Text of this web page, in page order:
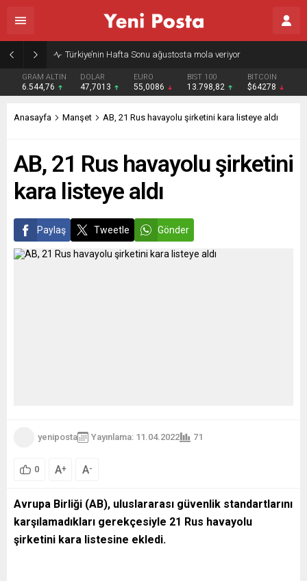
Türkiye’nin Hafta Sonu ağustosta mola veriyor
GRAM ALTIN
6.544,76
DOLAR
47,7013
EURO
55,0086
BIST 100
13.798,82
BITCOIN
$64278
Anasayfa Manşet AB, 21 Rus havayolu şirketini kara listeye aldı
AB, 21 Rus havayolu şirketini
kara listeye aldı
Paylaş Tweetle Gönder
yeniposta Yayınlama: 11.04.2022 71
0 A+ A-
Avrupa Birliği (AB), uluslararası güvenlik standartlarını
karşılamadıkları gerekçesiyle 21 Rus havayolu
şirketini kara listesine ekledi.